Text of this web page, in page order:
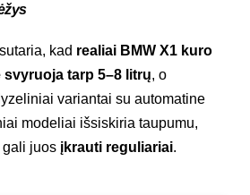
kad realiai BMW X1 kuro
tarp 5–8 litrų, o
variantai su automatine
modeliai išsiskiria taupumu,
gali juos įkrauti reguliariai.